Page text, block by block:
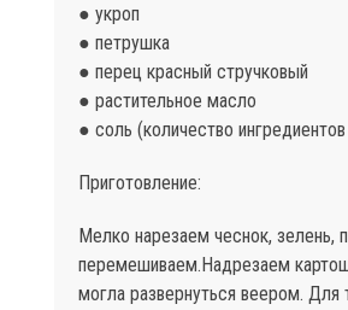
● укроп
● петрушка
● перец красный стручковый
● растительное масло
● соль (количество
Приготовление:
Мелко нарезаем чеснок, зелень,
перемешиваем.Надрезаем
могла развернуться веером. Для